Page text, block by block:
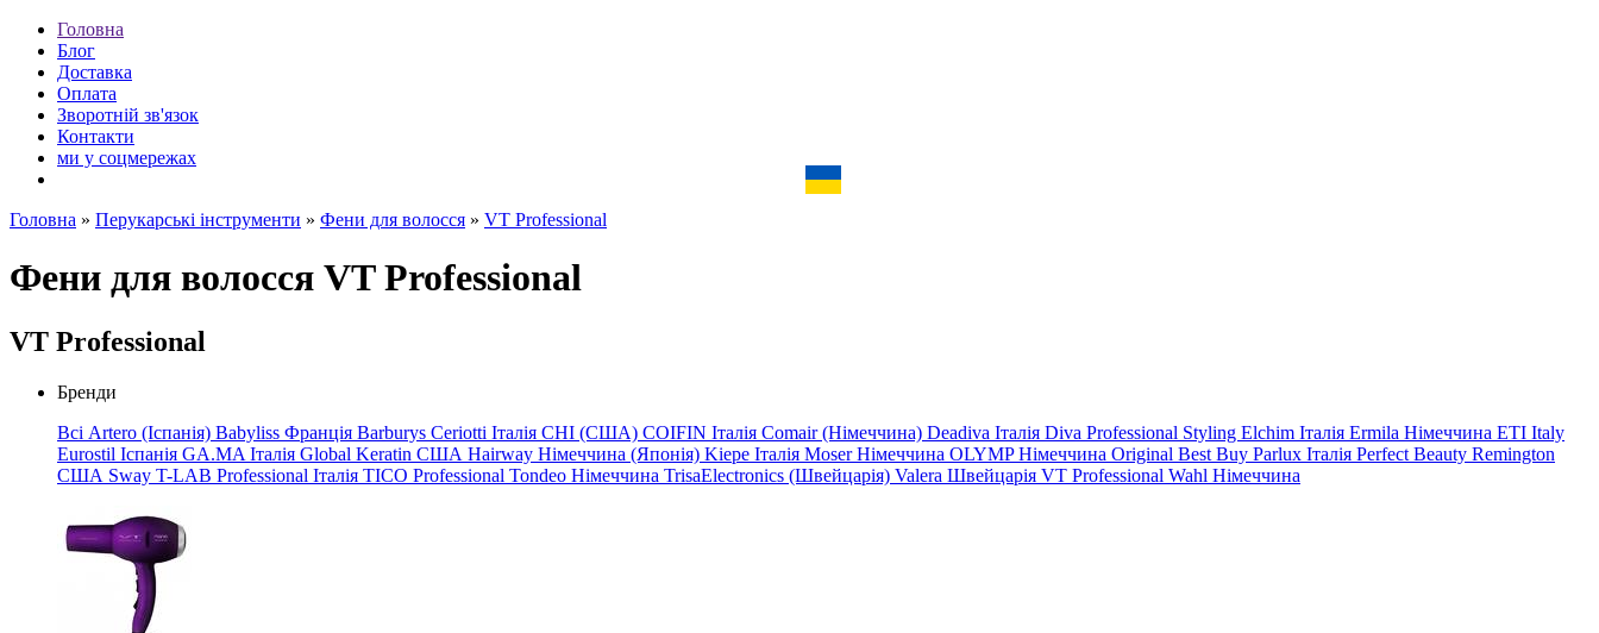
Головна
Блог
Доставка
Оплата
Зворотній зв'язок
Контакти
ми у соцмережах
Головна » Перукарські інструменти » Фени для волосся » VT Professional
Фени для волосся VT Professional
VT Professional
Бренди
Всі Artero (Іспанія) Babyliss Франція Barburys Ceriotti Італія CHI (США) COIFIN Італія Comair (Німеччина) Deadiva Італія Diva Professional Styling Elchim Італія Ermila Німеччина ETI Italy
Eurostil Іспанія GA.MA Італія Global Keratin США Hairway Німеччина (Японія) Kiepe Італія Moser Німеччина OLYMP Німеччина Original Best Buy Parlux Італія Perfect Beauty Remington
США Sway T-LAB Professional Італія TICO Professional Tondeo Німеччина TrisaElectronics (Швейцарія) Valera Швейцарія VT Professional Wahl Німеччина